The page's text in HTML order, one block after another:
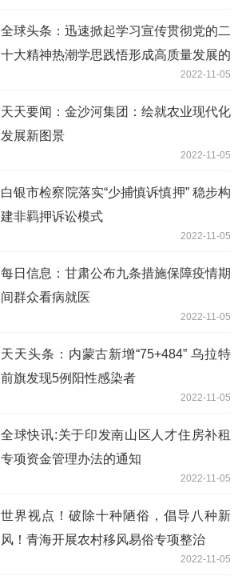
全球头条：迅速掀起学习宣传贯彻党的二
十大精神热潮学思践悟形成高质量发展的
2022-11-05
天天要闻：金沙河集团：绘就农业现代化
发展新图景
2022-11-05
白银市检察院落实“少捕慎诉慎押” 稳步构
建非羁押诉讼模式
2022-11-05
每日信息：甘肃公布九条措施保障疫情期
间群众看病就医
2022-11-05
天天头条：内蒙古新增“75+484” 乌拉特
前旗发现5例阳性感染者
2022-11-05
全球快讯:关于印发南山区人才住房补租
专项资金管理办法的通知
2022-11-05
世界视点！破除十种陋俗，倡导八种新
风！青海开展农村移风易俗专项整治
2022-11-05